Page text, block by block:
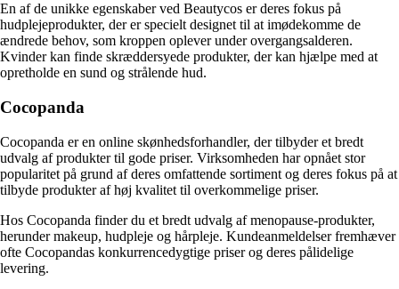
En af de unikke egenskaber ved Beautycos er deres fokus på
hudplejeprodukter, der er specielt designet til at imødekomme de
ændrede behov, som kroppen oplever under overgangsalderen.
Kvinder kan finde skræddersyede produkter, der kan hjælpe med at
opretholde en sund og strålende hud.
Cocopanda
Cocopanda er en online skønhedsforhandler, der tilbyder et bredt
udvalg af produkter til gode priser. Virksomheden har opnået stor
popularitet på grund af deres omfattende sortiment og deres fokus på at
tilbyde produkter af høj kvalitet til overkommelige priser.
Hos Cocopanda finder du et bredt udvalg af menopause-produkter,
herunder makeup, hudpleje og hårpleje. Kundeanmeldelser fremhæver
ofte Cocopandas konkurrencedygtige priser og deres pålidelige
levering.